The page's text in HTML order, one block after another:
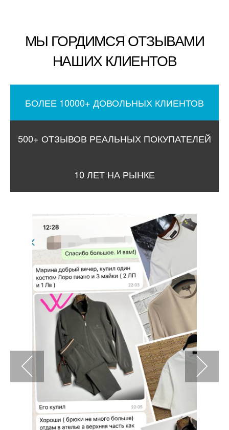
МЫ ГОРДИМСЯ ОТЗЫВАМИ
НАШИХ КЛИЕНТОВ
БОЛЕЕ 10000+ ДОВОЛЬНЫХ КЛИЕНТОВ
500+ ОТЗЫВОВ РЕАЛЬНЫХ ПОКУПАТЕЛЕЙ
10 ЛЕТ НА РЫНКЕ